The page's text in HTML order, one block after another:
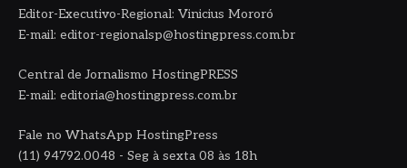
Editor-Executivo-Regional: Vinicius Mororó
E-mail: editor-regionalsp@hostingpress.com.br
Central de Jornalismo HostingPRESS
E-mail: editoria@hostingpress.com.br
Fale no WhatsApp HostingPress
(11) 94792.0048 - Seg à sexta 08 às 18h